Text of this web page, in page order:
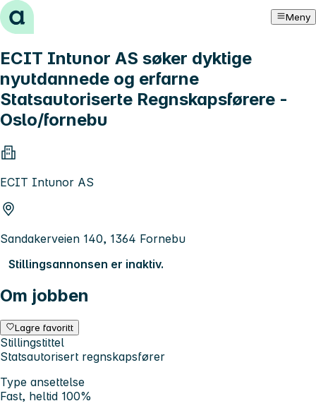
Hopp til innhold Meny
ECIT Intunor AS søker dyktige
nyutdannede og erfarne
Statsautoriserte Regnskapsførere -
Oslo/fornebu
ECIT Intunor AS
Sandakerveien 140, 1364 Fornebu
Stillingsannonsen er inaktiv.
Om jobben
Lagre favoritt
Stillingstittel
Statsautorisert regnskapsfører
Type ansettelse
Fast, heltid 100%